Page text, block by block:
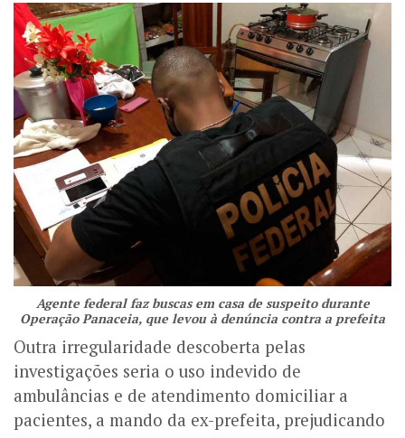
Agente federal faz buscas em casa de suspeito durante
Operação Panaceia, que levou à denúncia contra a prefeita
Outra irregularidade descoberta pelas
investigações seria o uso indevido de
ambulâncias e de atendimento domiciliar a
pacientes, a mando da ex-prefeita, prejudicando